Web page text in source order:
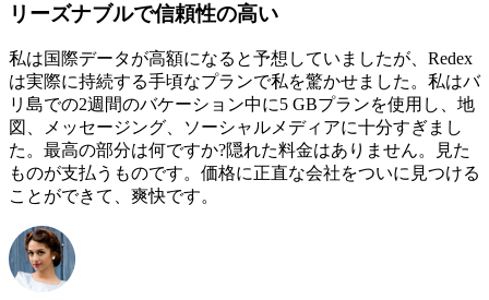
リーズナブルで信頼性の高い
私は国際データが高額になると予想していましたが、Redex
は実際に持続する手頃なプランで私を驚かせました。私はバ
リ島での2週間のバケーション中に5 GBプランを使用し、地
図、メッセージング、ソーシャルメディアに十分すぎまし
た。最高の部分は何ですか?隠れた料金はありません。見た
ものが支払うものです。価格に正直な会社をついに見つける
ことができて、爽快です。